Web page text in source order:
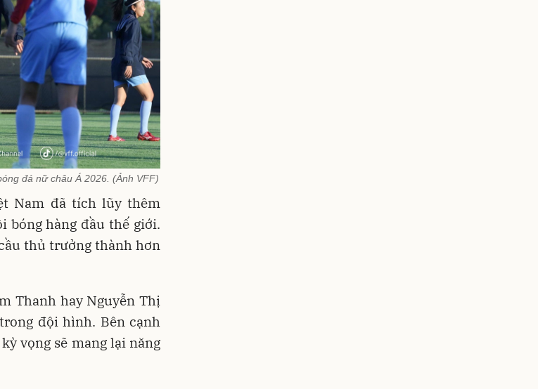
đá nữ châu Á 2026. (Ảnh VFF)
Nam đã tích lũy thêm
hàng đầu thế giới.
thủ trưởng thành hơn
Thanh hay Nguyễn Thị
đội hình. Bên cạnh
vọng sẽ mang lại năng